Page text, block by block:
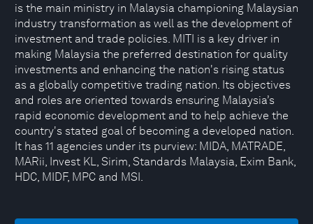
is the main ministry in Malaysia championing Malaysian
industry transformation as well as the development of
investment and trade policies. MITI is a key driver in
making Malaysia the preferred destination for quality
investments and enhancing the nation's rising status
as a globally competitive trading nation. Its objectives
and roles are oriented towards ensuring Malaysia’s
rapid economic development and to help achieve the
country's stated goal of becoming a developed nation.
It has 11 agencies under its purview: MIDA, MATRADE,
MARii, Invest KL, Sirim, Standards Malaysia, Exim Bank,
HDC, MIDF, MPC and MSI.